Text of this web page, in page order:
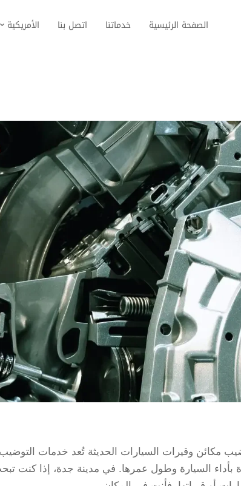
الصفحة الرئيسية خدماتنا اتصل بنا الأمريكية
وقيرات السيارات الحديثة تُعد خدمات التوضيب
بأداء السيارة وطول عمرها. في مدينة جدة، إذا كنت